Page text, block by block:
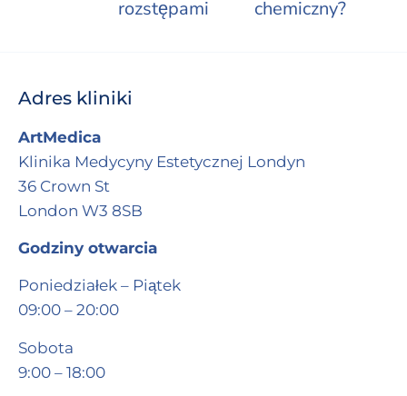
rozstępami
chemiczny?
Adres kliniki
ArtMedica
Klinika Medycyny Estetycznej Londyn
36 Crown St
London W3 8SB
Godziny otwarcia
Poniedziałek – Piątek
09:00 – 20:00
Sobota
9:00 – 18:00